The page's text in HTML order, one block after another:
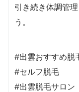
引き続き体調管
う。
#出雲おすすめ脱
#セルフ脱毛
#出雲脱毛サロン